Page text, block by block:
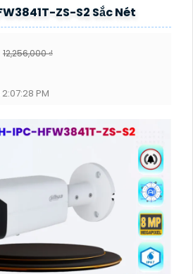
ZS-S2 Sắc Nét
12,256,000 ₫
PM